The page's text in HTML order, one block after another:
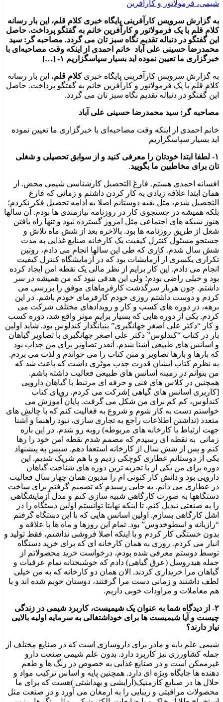
به گزارش سرویس کارآفرینی پایگاه خبری کلام قلم، این بار رسانه
کلام قلم با یک فرمولاتور و کارآفرین خانم به گفتگو پرداخت. حاصل
این گفتگو در دنباله تقدیم نگاه سبز تان می گردد. مصاحبه گر: سید
محمدرضا حسینی علی آباد خانم احمدی از اینکه وقت مصاحبه‌‌‌ای با
خبرگزاری ما تعیین نموده اید بسیار سپاسگزاریم ۱- […]
به گزارش سرویس کارآفرینی پایگاه خبریکلام قلم، این بار رسانه
کلام قلم با یک فرمولاتور و کارآفرین خانم به گفتگو پرداخت. حاصل
این گفتگو در دنباله تقدیم نگاه سبز تان می گردد.
مصاحبه گر: سید محمدرضا حسینی علی آباد
خانم احمدی از اینکه وقت مصاحبه‌‌‌ای با خبرگزاری ما تعیین نموده
اید بسیار سپاسگزاریم
۱- لطفا ابتدا خودتان را معرفی کنید و از سوابق تحصیلی و شغلی
تان برای مخاطبین ما بگویید.
افسانه احمدی هستم. فارغ التحصیل کارشناسی شیمی محض. از
همان ابتدا علاقه زیادی به کار کردن داشتم و زمانی که فارغ
التحصیل شدم، مثل بقیه دوستانم اصلا به ادامه تحصیل فکر نکردم؛
بلکه همیشه در جستجوی کار در روزنامه نیازمندی ها بودم. آن سالها
هنوز شبکه های اجتماعی مثل امروز گسترده نبود و تنها راه یافتن
شغل از طریق روزنامه ها بود. بالاخره بعد از شش ماه تلاش و
جستجو مسئول کنترل کیفیت یک کارخانه صنایع غذایی به مدت
شش سال شدم. کاری که طی این سالها انجام می دادم، روتین
تکراری یکسری از آزمایشات بود که در آزمایشگاه کنترل کیفیت
انجام می دادم. این کار برایم از نظر مالی یک نقطه امن ایجاد کرده
بود و خیلی راضی بودم؛ ولی این هدفی نبود که من همیشه در سر
داشتم. چون هربار سرگذشت کارفرماهای موفق را بررسی می
کردم و دوست داشتم روزی خودم کارفرمای خودم باشم. در این
برهه، در دوره های کسب و کار و رویدادهای مختلف شرکت می
کردم. یکی از دوره هایی که بسیار برایم موثر واقع شد، دوره کسب
و کار “دکتر علی اصغر جهانگیری” بنیانگذار کندلوس بود. شاید اولین
بار در کتاب “کندلوس” دکتر علی اصغر جهانگیری با تصاویر گیاهان
و اسانس های طبیعی آشنا شدم. آنقدر تصاویر برای من جذاب بود
که بارها و بارها تصاویر و متن کتاب را می خواندم و لذت می بردم.
به نظرم کتاب ایشان قدرت جذب موثری داشت که باعث شد که
من بتوانم در زمینه اسانس های طبیعی فعالیت داشته باشم.
همچنین در کلاس های فنی و حرفه ای مرتبط با گیاهان دارویی
[کاربری اسانس های گیاهی ]شرکت می کردم. رویای کتاب
کندلوس، کم کم برای من شکل می گرفت. پایان آموزش می
خواستم دست به کار شوم و شروع به فعالیت کنم که با چالش های
متعدد (نداشتن اطلاعات راجع به تجاری سازی، نبود راهنما و آشنا
جهت ارتباط با کارخانه های مربوطه) روبه رو شدم. در این بازه
زمانی به نقطه ای رسیدم که مصمم شدم نقطه امن خود را رها
کنم و پس از شش سال از کارخانه استعفا دهم. سپس به پیشنهاد
یکی از دوستانم عطاری کوچکی زدیم و با هم شریک شدیم. این
دوره برای من یکی از با تجربه ترین دوره های شناخت گیاهان
دارویی بود و دانش کار کنونی ام را مدیون همان چهار سال فعالیت
در عطاری می دانم. به جایی رسیدم که تصمیم گرفتم برای ساخت
دستگاهها به صورت کارگاهی شبیه سازی کنم و مدل آزمایشگاهی
را به صنعتی تبدیل کنم. تا اینکه نهایتا توانستم اولین دستگاه را در
اشل کارگاهی بسازم. اولین اسانس هایی که با این دستگاه گرفتم
“رازیانه و اسطوخدوس” بود. تمام این روزها و ماه ها با علاقه و
بدون خستگی کار کردم و با اینکه اصلا فروشی نداشتم، فقط تولید و
انبار می کردم. روزی به همان کارخانه ای که برای خرید دستگاه
توسط دوستم معرفی شده بودم، درخواست خرید محصولاتم از
جمله هیدروسل (عرق گیاهی) دادم که خوشبختانه تمام عرقیات و
گیاهان مرا خریداری کردند. الان همان دو کارخانه که به من خیلی
لطف داشتند و زمانی دست مرا گرفتند، دوستان خوبم شده اند و با
هم معاملات و مراودات خوبی داریم.
۲- از دیدگاه شما به عنوان یک شیمیست، کاربرد شیمی در زندگی
چیست و آیا شیمیست ها برای خوداشتغالی به سرمایه اولیه بالایی
نیاز دارند؟
شیمی علم پایه و مادر برای داروسازی است که در صنایع مختلف از
جمله کشاورزی نیز کاربرد دارد. بدون علم شیمی صنعت دارو
غیرممکن است و در صنایع غذایی به خصوص در رنگ ها و طعم
دهنده ها جایگاه ویژه ای دارد. همچنین پایه و اساس ترکیب مواد و
حلال ها در صنایع کازمتیک(آرایشی و بهداشتی )هست که برای ما
محصولات مراقبتی و زیبایی را به ارمغان می آورد و در صنعت مثل